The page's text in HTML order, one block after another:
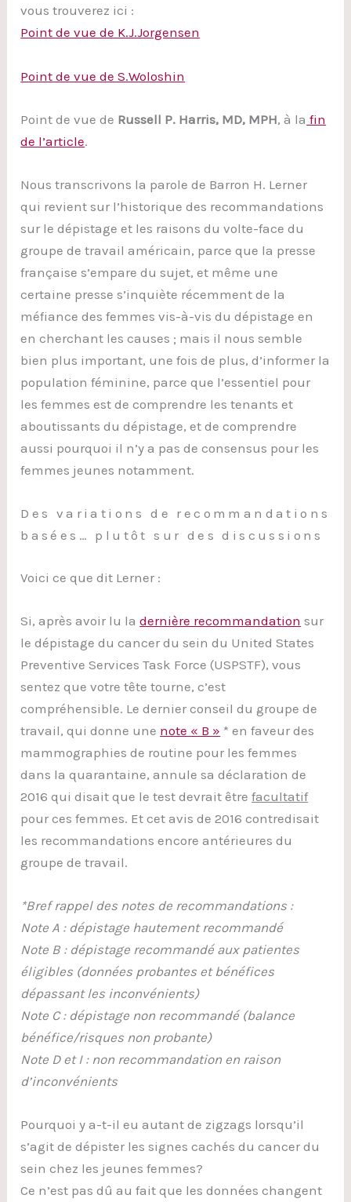
vous trouverez ici :
Point de vue de K.J.Jorgensen
Point de vue de S.Woloshin
Point de vue de Russell P. Harris, MD, MPH, à la fin
de l’article.
Nous transcrivons la parole de Barron H. Lerner
qui revient sur l’historique des recommandations
sur le dépistage et les raisons du volte-face du
groupe de travail américain, parce que la presse
française s’empare du sujet, et même une
certaine presse s’inquiète récemment de la
méfiance des femmes vis-à-vis du dépistage en
en cherchant les causes ; mais il nous semble
bien plus important, une fois de plus, d’informer la
population féminine, parce que l’essentiel pour
les femmes est de comprendre les tenants et
aboutissants du dépistage, et de comprendre
aussi pourquoi il n’y a pas de consensus pour les
femmes jeunes notamment.
Des variations de recommandations
basées… plutôt sur des discussions
Voici ce que dit Lerner :
Si, après avoir lu ladernière recommandation sur
le dépistage du cancer du sein du United States
Preventive Services Task Force (USPSTF), vous
sentez que votre tête tourne, c’est
compréhensible. Le dernier conseil du groupe de
travail, qui donne une note « B » * en faveur des
mammographies de routine pour les femmes
dans la quarantaine, annule sa déclaration de
2016 qui disait que le test devrait êtrefacultatif
pour ces femmes. Et cet avis de 2016 contredisait
les recommandations encore antérieures du
groupe de travail.
*Bref rappel des notes de recommandations :
Note A : dépistage hautement recommandé
Note B : dépistage recommandé aux patientes
éligibles (données probantes et bénéfices
dépassant les inconvénients)
Note C : dépistage non recommandé (balance
bénéfice/risques non probante)
Note D et I : non recommandation en raison
d’inconvénients
Pourquoi y a-t-il eu autant de zigzags lorsqu’il
s’agit de dépister les signes cachés du cancer du
sein chez les jeunes femmes?
Ce n’est pas dû au fait que les données changent